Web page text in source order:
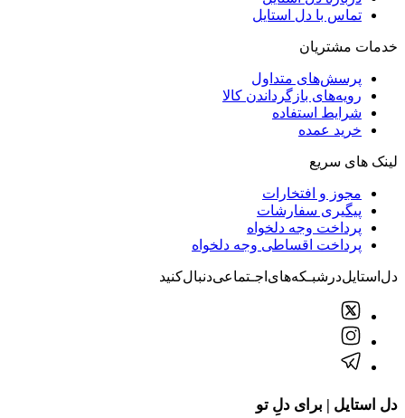
تماس با دل استایل
خدمات مشتریان
پرسش‌های متداول
رویه‌های بازگرداندن کالا
شرایط استفاده
خرید عمده
لینک های سریع
مجوز و افتخارات
پیگیری سفارشات
پرداخت وجه دلخواه
پرداخت اقساطی وجه دلخواه
دل‌استایل‌در‌‌شبـکه‌های‌اجـتماعی‌دنبال‌کنید
دل استایل | برای دلِ تو